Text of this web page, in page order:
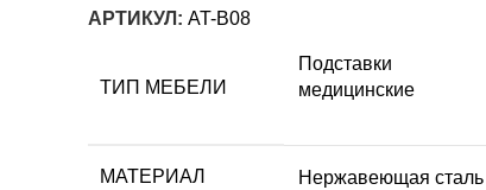
АРТИКУЛ: AT-B08
ТИП МЕБЕЛИ
Подставки
медицинские
МАТЕРИАЛ
Нержавеющая сталь